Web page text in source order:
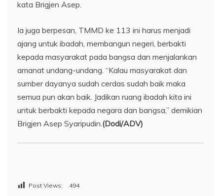
kata Brigjen Asep.
Ia juga berpesan, TMMD ke 113 ini harus menjadi
ajang untuk ibadah, membangun negeri, berbakti
kepada masyarakat pada bangsa dan menjalankan
amanat undang-undang. “Kalau masyarakat dan
sumber dayanya sudah cerdas sudah baik maka
semua pun akan baik. Jadikan ruang ibadah kita ini
untuk berbakti kepada negara dan bangsa,” demikian
Brigjen Asep Syaripudin.(Dodi/ADV)
Post Views: 494